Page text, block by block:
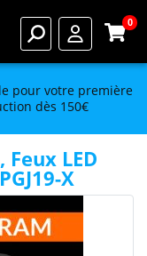
0
pour votre première
dès 150€
Feux LED
X